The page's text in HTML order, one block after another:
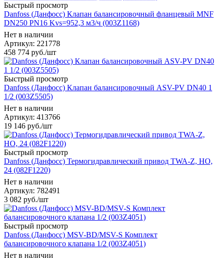
Быстрый просмотр
Danfoss (Данфосс) Клапан балансировочный фланцевый MNF
DN250 PN16 Kvs=952,3 м3/ч (003Z1168)
Нет в наличии
Артикул: 221778
458 774 руб./шт
Быстрый просмотр
Danfoss (Данфосс) Клапан балансировочный ASV-PV DN40 1
1/2 (003Z5505)
Нет в наличии
Артикул: 413766
19 146 руб./шт
Быстрый просмотр
Danfoss (Данфосс) Термогидравлический привод TWA-Z, НО,
24 (082F1220)
Нет в наличии
Артикул: 782491
3 082 руб./шт
Быстрый просмотр
Danfoss (Данфосс) MSV-BD/MSV-S Комплект
балансировочного клапана 1/2 (003Z4051)
Нет в наличии